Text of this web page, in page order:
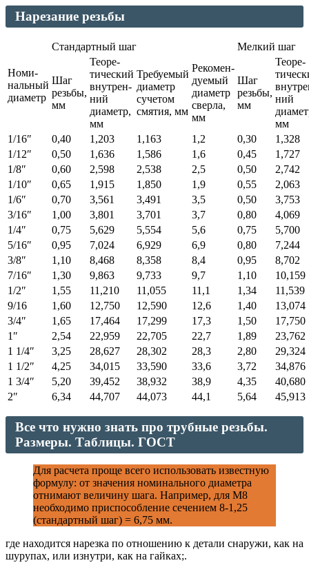
Нарезание резьбы
Номи-
нальный
диаметр
Стандартный шаг Мелкий шаг
Шаг
резьбы,
мм
Теоре-
тический
внутрен-
ний
диаметр,
мм
Требуемый
диаметр
сучетом
смятия, мм
Рекомен-
дуемый
диаметр
сверла,
мм
Шаг
резьбы,
мм
Теоре-
ний
мм
1/16″
0,40 1,203 1,163 1,2 0,30
1,328
1/12″
0,50 1,636 1,586 1,6 0,45
1,727
1/8″
0,60 2,598 2,538 2,5 0,50
2,742
1/10″
0,65 1,915 1,850 1,9 0,55
2,063
1/6″
0,70 3,561 3,491 3,5 0,50
3,753
3/16″
1,00 3,801 3,701 3,7 0,80
4,069
1/4″
0,75 5,629 5,554 5,6 0,75
5,700
5/16″
0,95 7,024 6,929 6,9 0,80
7,244
3/8″
1,10 8,468 8,358 8,4 0,95
8,702
7/16″
1,30 9,863 9,733 9,7 1,10
10,159
1/2″
1,55 11,210 11,055 11,1 1,34
11,539
9/16
1,60 12,750 12,590 12,6 1,40
13,074
3/4″
1,65 17,464 17,299 17,3 1,50
17,750
1″
2,54 22,959 22,705 22,7 1,89
23,762
1 1/4″
3,25 28,627 28,302 28,3 2,80
29,324
1 1/2″
4,25 34,015 33,590 33,6 3,72
34,876
1 3/4″
5,20 39,452 38,932 38,9 4,35
40,680
2″
6,34 44,707 44,073 44,1 5,64 45,913
Все что нужно знать про трубные резьбы.
Размеры. Таблицы. ГОСТ
Для расчета проще всего использовать известную
формулу: от значения номинального диаметра
отнимают величину шага. Например, для М8
необходимо приспособление сечением 8-1,25
(стандартный шаг) = 6,75 мм.
где находится нарезка по отношению к детали снаружи, как на
шурупах, или изнутри, как на гайках;.